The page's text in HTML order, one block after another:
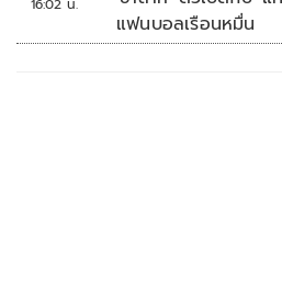
16:02 น.
แฟนบอลเรือนหมื่น